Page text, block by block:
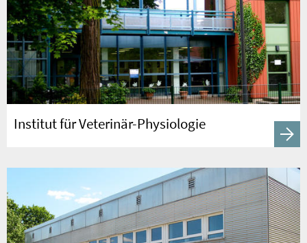
Institut für Veterinär-Physiologie